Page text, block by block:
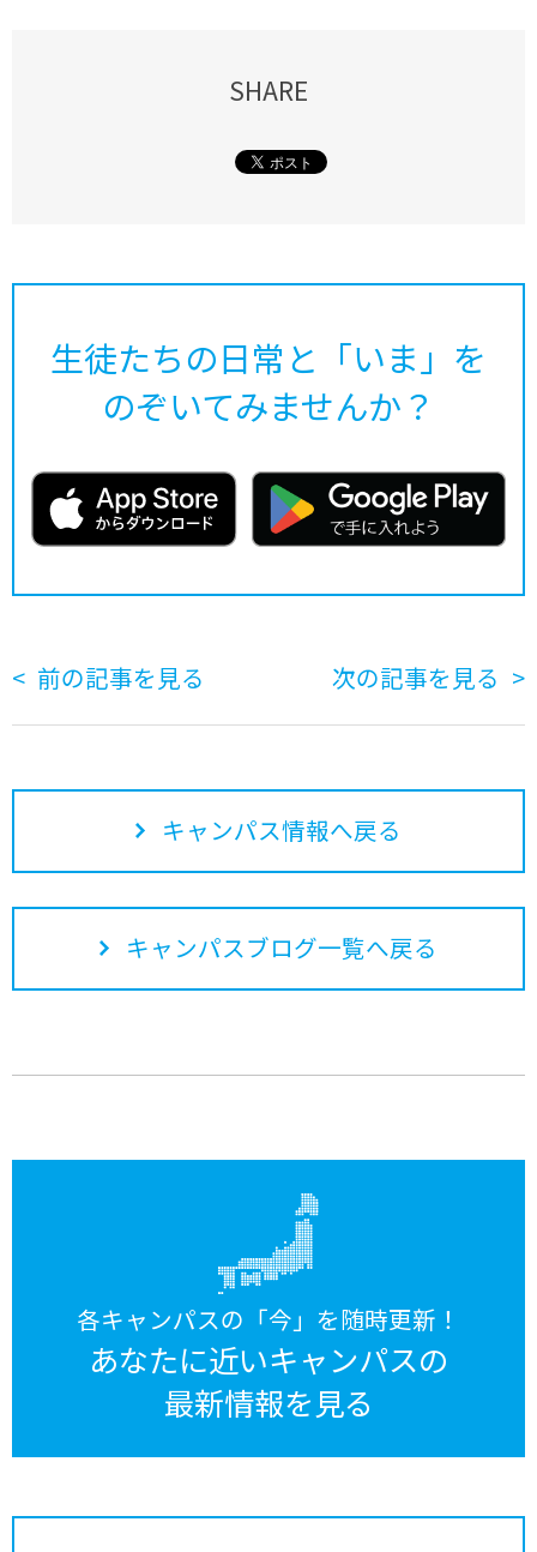
SHARE
生徒たちの日常と「いま」を
のぞいてみませんか？
前の記事を見る 次の記事を見る
キャンパス情報へ戻る
キャンパスブログ一覧へ戻る
各キャンパスの「今」を随時更新！
あなたに近いキャンパスの
最新情報を見る